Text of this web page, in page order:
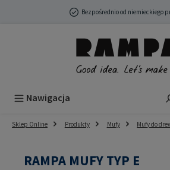
Przejdź do głównej zawartości
Bezpośrednio od niemieckiego
Nawigacja
Sklep Online Produkty Mufy Mufy do
RAMPA MUFY TYP E